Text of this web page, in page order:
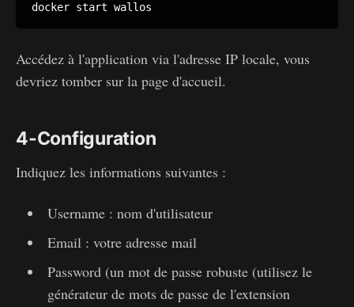
docker start wallos
Accédez à l'application via l'adresse IP locale, vous
devriez tomber sur la page d'accueil.
4-Configuration
Indiquez les informations suivantes :
Username : nom d'utilisateur
Email : votre adresse mail
Password (un mot de passe robuste (utilisez le
générateur de mots de passe de l'extension